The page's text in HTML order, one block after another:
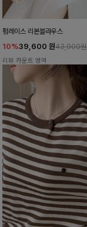
펌레이스 리본블라우스
10%39,600 원43,900원
리뷰 카운트 영역